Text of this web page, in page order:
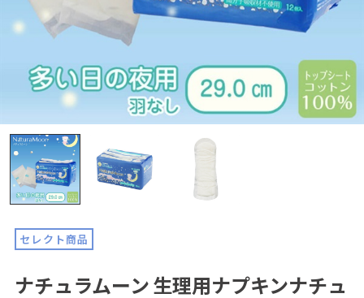
セレクト商品
ナチュラムーン 生理用ナプキンナチュ